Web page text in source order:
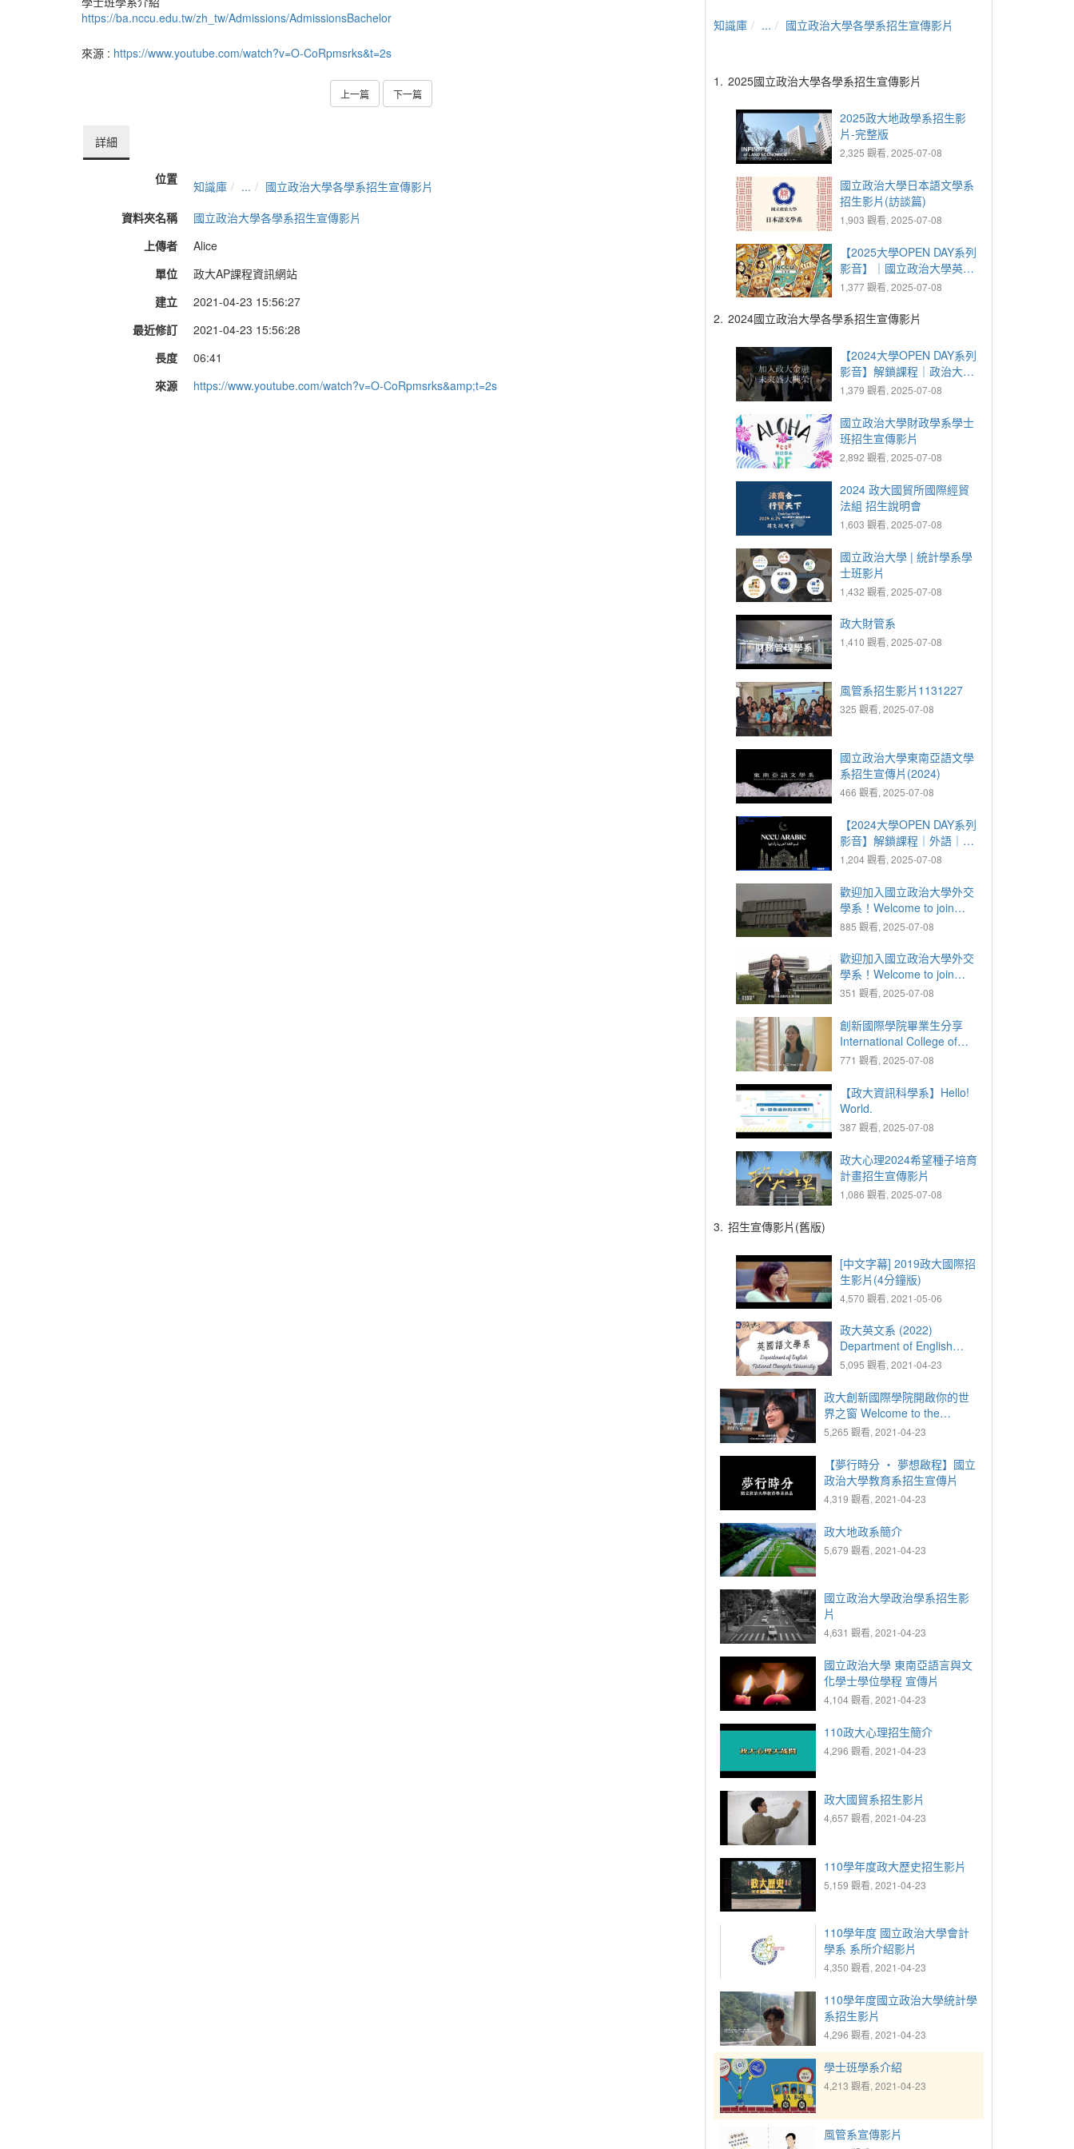
https://ba.nccu.edu.tw/zh_tw/Admissions/AdmissionsBachelor
來源 : https://www.youtube.com/watch?v=O-CoRpmsrks&t=2s
上一篇 下一篇
詳細
位置 知識庫 ...
國立政治大學各學系招生宣傳影片
資料夾名稱
國立政治大學各學系招生宣傳影片
上傳者
Alice
單位
政大AP課程資訊網站
建立
2021-04-23 15:56:27
最近修訂
2021-04-23 15:56:28
長度
06:41
來源
https://www.youtube.com/watch?v=O-CoRpmsrks&amp;t=2s
知識庫 ... 國立政治大學各學系招生宣傳影片
1. 2025國立政治大學各學系招生宣傳影片
2025政大地政學系招生影
片-完整版
2,325 觀看, 2025-07-08
國立政治大學日本語文學系
招生影片(訪談篇)
1,903 觀看, 2025-07-08
【2025大學OPEN DAY系列
影音】｜國立政治大學英國
語文學系
1,377 觀看, 2025-07-08
2. 2024國立政治大學各學系招生宣傳影片
【2024大學OPEN DAY系列
影音】解鎖課程｜政治大學
金融系
1,379 觀看, 2025-07-08
國立政治大學財政學系學士
班招生宣傳影片
2,892 觀看, 2025-07-08
2024 政大國貿所國際經貿
法組 招生說明會
1,603 觀看, 2025-07-08
國立政治大學 | 統計學系學
士班影片
1,432 觀看, 2025-07-08
政大財管系
1,410 觀看, 2025-07-08
風管系招生影片1131227
325 觀看, 2025-07-08
國立政治大學東南亞語文學
系招生宣傳片(2024)
466 觀看, 2025-07-08
【2024大學OPEN DAY系列
影音】解鎖課程｜外語｜國
立政治大學阿拉伯語文學系
1,204 觀看, 2025-07-08
歡迎加入國立政治大學外交
學系！Welcome to join
NCCU Department of
885 觀看, 2025-07-08
歡迎加入國立政治大學外交
學系！Welcome to join
NCCU Department of
351 觀看, 2025-07-08
創新國際學院畢業生分享
International College of
Innovation: Graduate
771 觀看, 2025-07-08
【政大資訊科學系】Hello!
World.
387 觀看, 2025-07-08
政大心理2024希望種子培育
計畫招生宣傳影片
1,086 觀看, 2025-07-08
3. 招生宣傳影片(舊版)
[中文字幕] 2019政大國際招
生影片(4分鐘版)
4,570 觀看, 2021-05-06
政大英文系 (2022)
Department of English
(2022)
5,095 觀看, 2021-04-23
政大創新國際學院開啟你的世
界之窗 Welcome to the
International College of
5,265 觀看, 2021-04-23
【夢行時分 ‧ 夢想啟程】國立
政治大學教育系招生宣傳片
4,319 觀看, 2021-04-23
政大地政系簡介
5,679 觀看, 2021-04-23
國立政治大學政治學系招生影
片
4,631 觀看, 2021-04-23
國立政治大學 東南亞語言與文
化學士學位學程 宣傳片
4,104 觀看, 2021-04-23
110政大心理招生簡介
4,296 觀看, 2021-04-23
政大國貿系招生影片
4,657 觀看, 2021-04-23
110學年度政大歷史招生影片
5,159 觀看, 2021-04-23
110學年度 國立政治大學會計
學系 系所介紹影片
4,350 觀看, 2021-04-23
110學年度國立政治大學統計學
系招生影片
4,296 觀看, 2021-04-23
學士班學系介紹
4,213 觀看, 2021-04-23
風管系宣傳影片